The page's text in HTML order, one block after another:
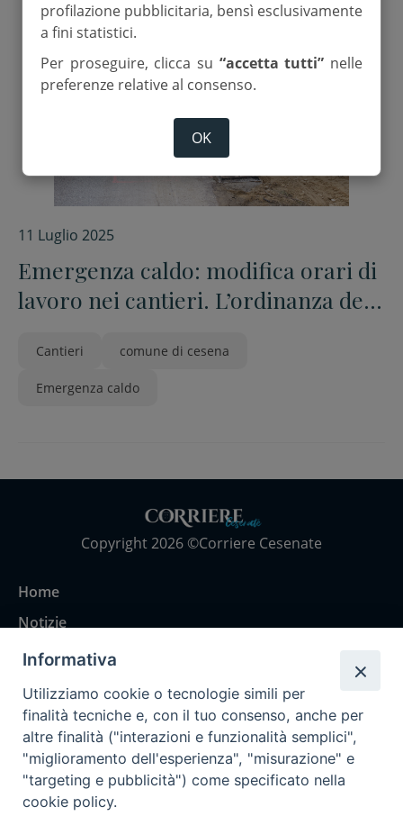
11 Luglio 2025
Emergenza caldo: modifica orari di
lavoro nei cantieri. L’ordinanza del
Cantieri comune di cesena
Emergenza caldo
Copyright 2026 ©Corriere Cesenate
Home
Notizie
Rubriche
Chi siamo
Come abbonarsi
Contatti
profilazione pubblicitaria, bensì esclusivamente
a fini statistici.
Per proseguire, clicca su “accetta tutti” nelle
preferenze relative al consenso.
OK
Informativa
Utilizziamo cookie o tecnologie simili per
finalità tecniche e, con il tuo consenso, anche per
altre finalità ("interazioni e funzionalità semplici",
"miglioramento dell'esperienza", "misurazione" e
"targeting e pubblicità") come specificato nella
cookie policy.